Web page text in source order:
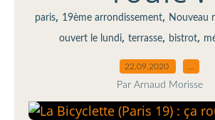
paris, 19ème arrondissement, Nouveau
ouvert le lundi, terrasse, bistrot,
22.09.2020
Par Arnaud Morisse